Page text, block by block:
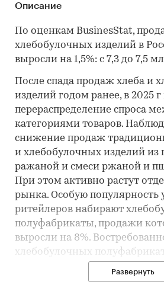
Описание
По оценкам BusinesStat,
хлебобулочных изделий в
выросли на 1,5%: с 7,3 до 7,5
После спада продаж хлеба и
изделий годом ранее, в 2025
перераспределение спроса
категориями товаров.
снижение продаж
и хлебобулочных изделий из
ражаной и смеси ржаной и
При этом активно растут
рынка. Особую популярность
ритейлеров набирают
полуфабрикаты, продажи
выросли на 8%.
хлебобулочных
логистические издержки за
Развернуть